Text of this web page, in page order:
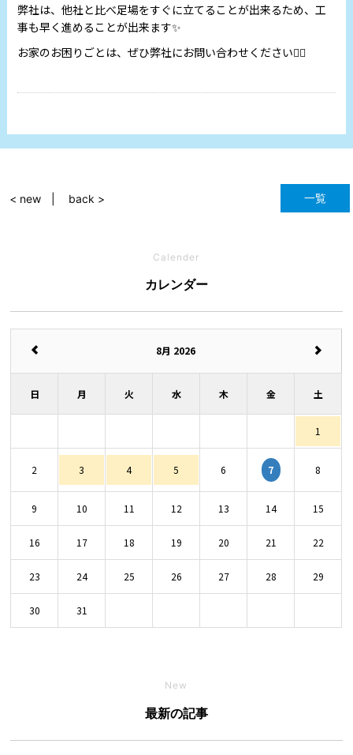
弊社は、他社と比べ足場をすぐに立てることが出来るため、工
事も早く進めることが出来ます✨
お家のお困りごとは、ぜひ弊社にお問い合わせください💁‍♂️
一覧
< new back >
Calender
カレンダー
8月 2026
日 月 火 水 木 金 土
1
2 3 4 5 6 7 8
9 10 11 12 13 14 15
16 17 18 19 20 21 22
23 24 25 26 27 28 29
30 31
New
最新の記事